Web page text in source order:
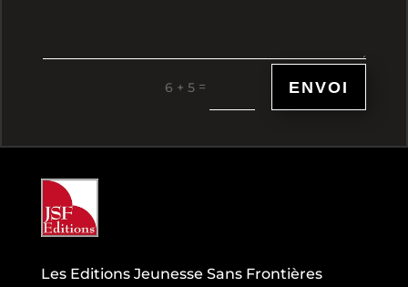
6 + 5= ENVOI
Les Editions Jeunesse Sans Frontières